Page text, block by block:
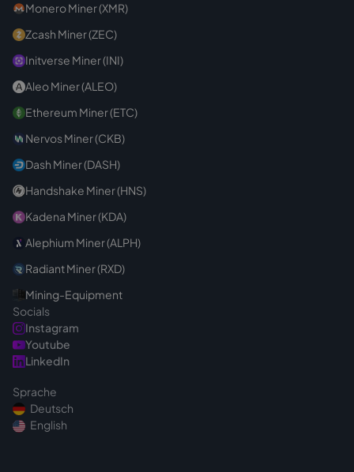
Monero Miner (XMR)
Zcash Miner (ZEC)
Initverse Miner (INI)
Aleo Miner (ALEO)
Ethereum Miner (ETC)
Nervos Miner (CKB)
Dash Miner (DASH)
Handshake Miner (HNS)
Kadena Miner (KDA)
Alephium Miner (ALPH)
Radiant Miner (RXD)
Mining-Equipment
Socials
Instagram
Youtube
LinkedIn
Sprache
Deutsch
English